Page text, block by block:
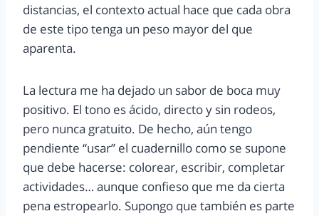
distancias, el contexto actual hace que cada obra
de este tipo tenga un peso mayor del que
aparenta.
La lectura me ha dejado un sabor de boca muy
positivo. El tono es ácido, directo y sin rodeos,
pero nunca gratuito. De hecho, aún tengo
pendiente “usar” el cuadernillo como se supone
que debe hacerse: colorear, escribir, completar
actividades… aunque confieso que me da cierta
pena estropearlo. Supongo que también es parte